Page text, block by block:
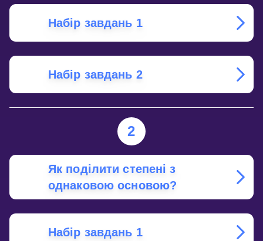
Набір завдань 1
Набір завдань 2
2
Як поділити степені з
однаковою основою?
Набір завдань 1